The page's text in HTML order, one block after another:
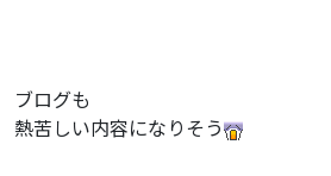
ブログも
熱苦しい内容になりそう